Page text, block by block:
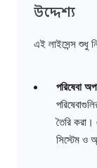
উদ্দেশ্য
এই লাইসেন্স শুধু
পরিষেবা
তৈরি করা।
সিস্টেম ও